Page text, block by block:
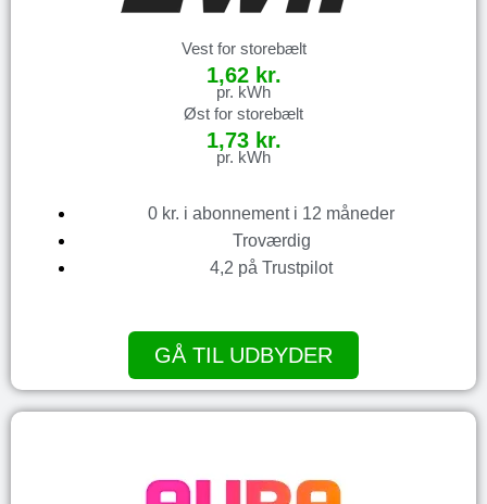
Vest for storebælt
1,62 kr.
pr. kWh
Øst for storebælt
1,73 kr.
pr. kWh
0 kr. i abonnement i 12 måneder
Troværdig
4,2 på Trustpilot
GÅ TIL UDBYDER